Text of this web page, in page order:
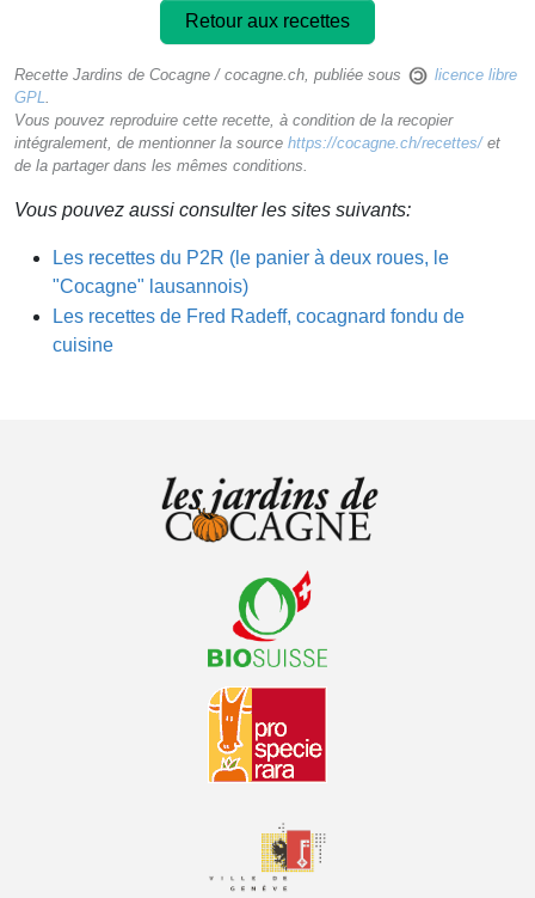
Retour aux recettes
Recette Jardins de Cocagne / cocagne.ch, publiée sous
licence libre
GPL
Vous pouvez reproduire cette recette, à condition de la recopier
intégralement, de mentionner la source https://cocagne.ch/recettes/et
de la partager dans les mêmes conditions.
Vous pouvez aussi consulter les sites suivants:
Les recettes du P2R (le panier à deux roues, le
"Cocagne" lausannois)
Les recettes de Fred Radeff, cocagnard fondu de
cuisine